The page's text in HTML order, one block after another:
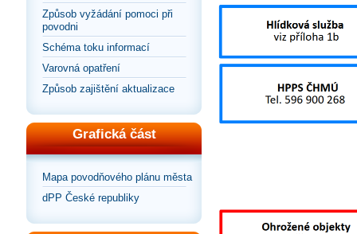
Způsob vyžádání pomoci při
povodni
Schéma toku informací
Varovná opatření
Způsob zajištění aktualizace
Grafická část
Mapa povodňového plánu města
dPP České republiky